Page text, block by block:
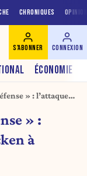
CHRONIQUES
ÉCONOMIE
S'ABONNER CONNEXION
» : l’attaque
» :
à